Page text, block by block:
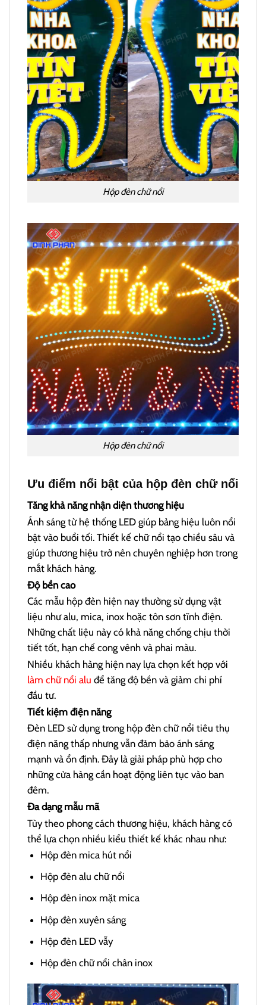
Hộp đèn chữ nổi
Hộp đèn chữ nổi
Ưu điểm nổi bật của hộp đèn chữ nổi
Tăng khả năng nhận diện thương hiệu
Ánh sáng từ hệ thống LED giúp bảng hiệu luôn nổi
bật vào buổi tối. Thiết kế chữ nổi tạo chiều sâu và
giúp thương hiệu trở nên chuyên nghiệp hơn trong
mắt khách hàng.
Độ bền cao
Các mẫu hộp đèn hiện nay thường sử dụng vật
liệu như alu, mica, inox hoặc tôn sơn tĩnh điện.
Những chất liệu này có khả năng chống chịu thời
tiết tốt, hạn chế cong vênh và phai màu.
Nhiều khách hàng hiện nay lựa chọn kết hợp với
làm chữ nổi alu để tăng độ bền và giảm chi phí
đầu tư.
Tiết kiệm điện năng
Đèn LED sử dụng trong hộp đèn chữ nổi tiêu thụ
điện năng thấp nhưng vẫn đảm bảo ánh sáng
mạnh và ổn định. Đây là giải pháp phù hợp cho
những cửa hàng cần hoạt động liên tục vào ban
đêm.
Đa dạng mẫu mã
Tùy theo phong cách thương hiệu, khách hàng có
thể lựa chọn nhiều kiểu thiết kế khác nhau như:
Hộp đèn mica hút nổi
Hộp đèn alu chữ nổi
Hộp đèn inox mặt mica
Hộp đèn xuyên sáng
Hộp đèn LED vẫy
Hộp đèn chữ nổi chân inox